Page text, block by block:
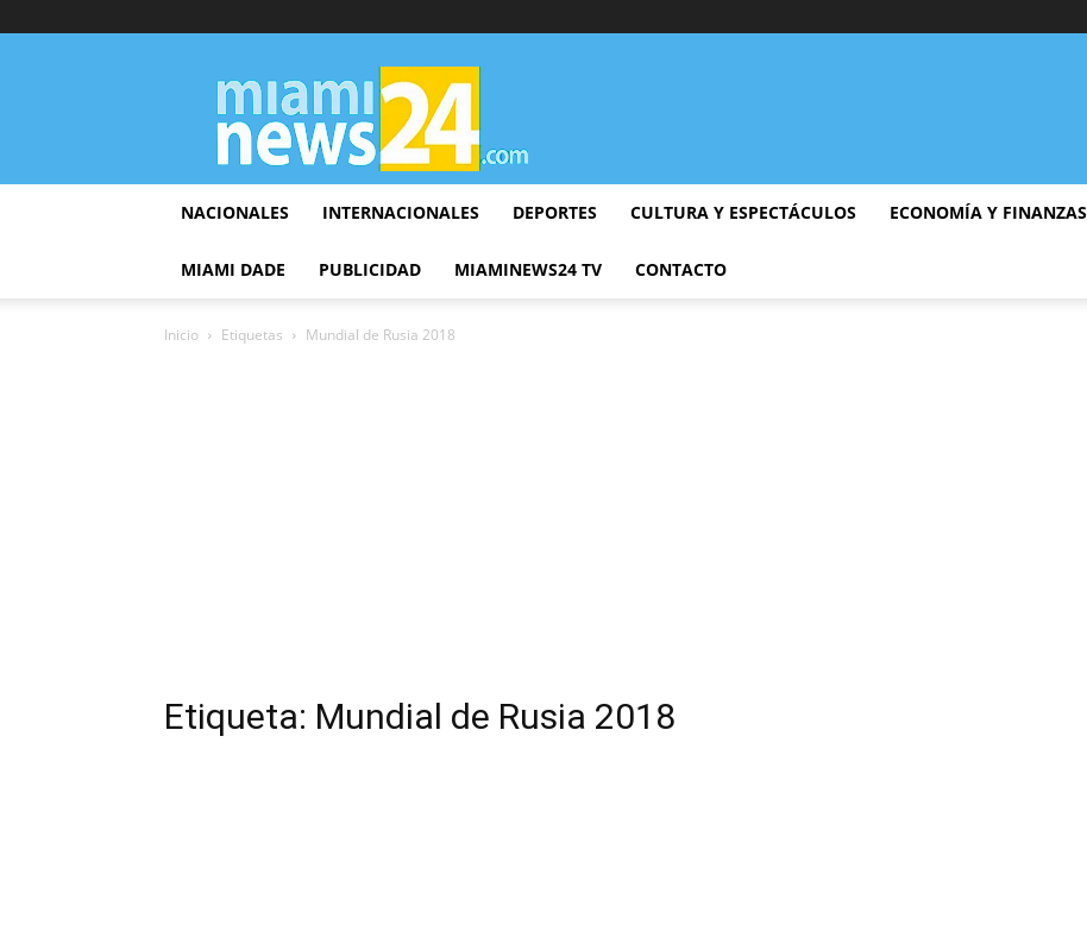
▷
Miami
News
24
NACIONALES INTERNACIONALES DEPORTES CULTURA Y ESPECTÁCULOS ECONOMÍA Y FINANZAS
MIAMI DADE PUBLICIDAD MIAMINEWS24 TV CONTACTO
Inicio Etiquetas Mundial de Rusia 2018
Etiqueta: Mundial de Rusia 2018